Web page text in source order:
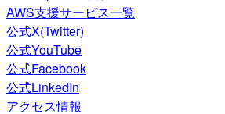
AWS支援サービス一覧
公式X(Twitter)
公式YouTube
公式Facebook
公式LinkedIn
アクセス情報